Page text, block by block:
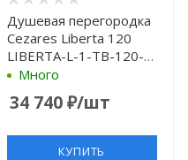
Душевая перегородка
Cezares Liberta 120
LIBERTA-L-1-TB-120-
BR-Cr профиль Хром
Много
34 740₽/шт
КУПИТЬ